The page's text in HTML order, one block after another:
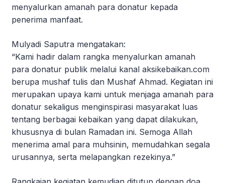
menyalurkan amanah para donatur kepada
penerima manfaat.
Mulyadi Saputra mengatakan:
“Kami hadir dalam rangka menyalurkan amanah
para donatur publik melalui kanal aksikebaikan.com
berupa mushaf tulis dan Mushaf Ahmad. Kegiatan ini
merupakan upaya kami untuk menjaga amanah para
donatur sekaligus menginspirasi masyarakat luas
tentang berbagai kebaikan yang dapat dilakukan,
khususnya di bulan Ramadan ini. Semoga Allah
menerima amal para muhsinin, memudahkan segala
urusannya, serta melapangkan rezekinya.”